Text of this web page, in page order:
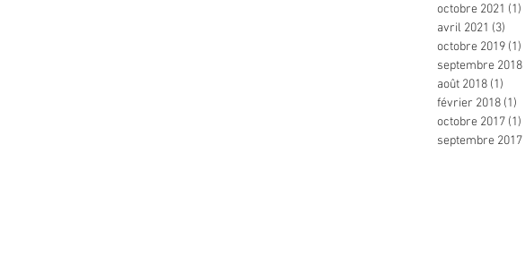
octobre 2021 (1)
avril 2021 (3)
octobre 2019 (1)
septembre 2018
août 2018 (1)
février 2018 (1)
octobre 2017 (1)
septembre 2017